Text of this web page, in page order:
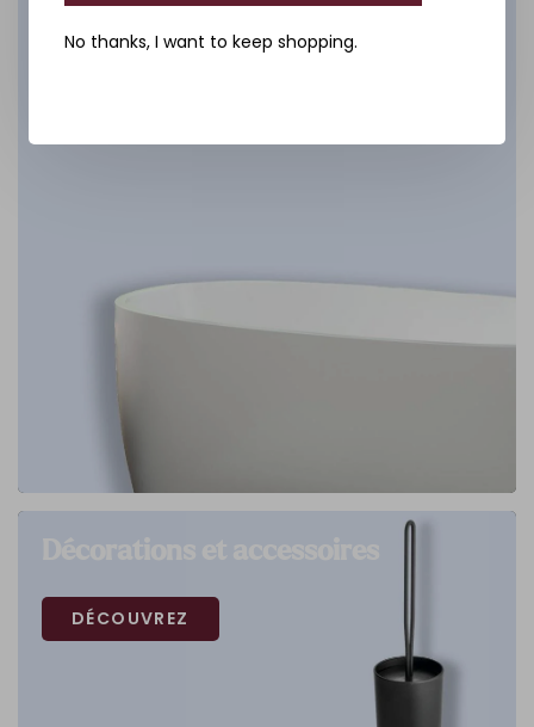
DÉCOUVREZ
DÉCOUVREZ
No thanks, I want to keep shopping.